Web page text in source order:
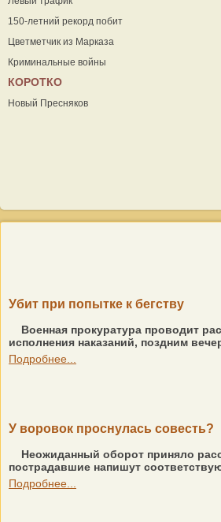
150-летний рекорд побит
Цветметчик из Марказа
Криминальные войны
КОРОТКО
Новый Пресняков
Убит при попытке к бегству
Военная прокуратура проводит
исполнения наказаний, поздним
Подробнее...
У воровок проснулась совесть?
Неожиданный оборот приняло
пострадавшие напишут
Подробнее...